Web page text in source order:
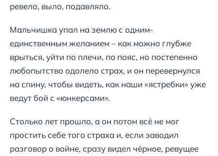
ревело, выло, подавляло.
Мальчишка упал на землю с одним-
единственным желанием – как можно глубже
врыться, уйти по плечи, по пояс, но постепенно
любопытство одолело страх, и он перевернулся
на спину, чтобы видеть, как наши «ястребки» уже
ведут бой с «юнкерсами».
Столько лет прошло, а он потом всё не мог
простить себе того страха и, если заводил
разговор о войне, сразу видел чёрное, ревущее